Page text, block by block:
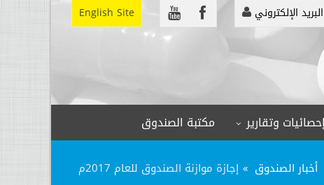
English Site البريد الإلكتروني
وتقارير مكتبة الصندوق
أخبار الصندوق إجازة موازنة الصندوق للعام 2017م